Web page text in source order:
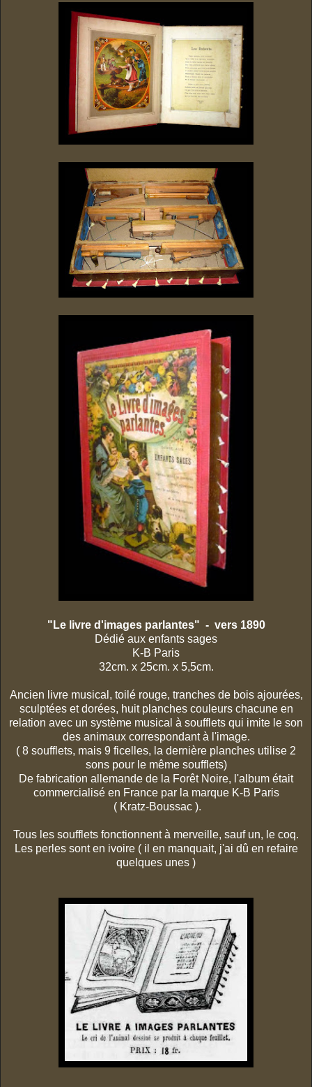
"Le livre d'images parlantes" - vers 1890
Dédié aux enfants sages
K-B Paris
32cm. x 25cm. x 5,5cm.
Ancien livre musical, toilé rouge, tranches de bois ajourées,
sculptées et dorées, huit planches couleurs chacune en
relation avec un système musical à soufflets qui imite le son
des animaux correspondant à l'image.
( 8 soufflets, mais 9 ficelles, la dernière planches utilise 2
sons pour le même soufflets)
De fabrication allemande de la Forêt Noire, l'album était
commercialisé en France par la marque K-B Paris
( Kratz-Boussac ).
Tous les soufflets fonctionnent à merveille, sauf un, le coq.
Les perles sont en ivoire ( il en manquait, j'ai dû en refaire
quelques unes )